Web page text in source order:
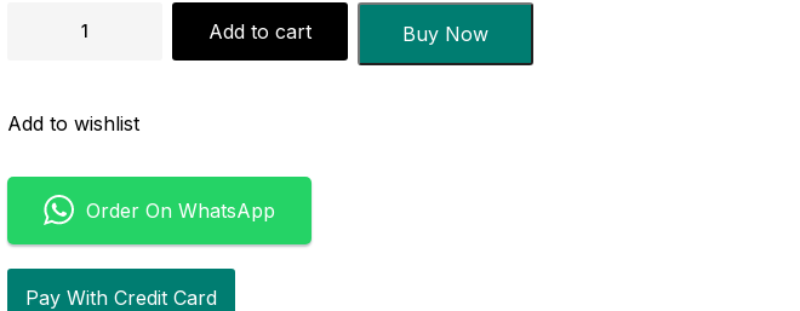
円
を
ン
Add to cart Buy Now
Add to wishlist
Order On WhatsApp
Pay With Credit Card